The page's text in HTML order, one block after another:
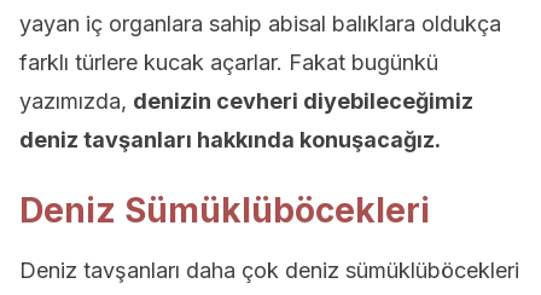
yayan iç organlara sahip abisal balıklara oldukça
farklı türlere kucak açarlar. Fakat bugünkü
yazımızda, denizin cevheri diyebileceğimiz
deniz tavşanları hakkında konuşacağız.
Deniz Sümüklüböcekleri
Deniz tavşanları daha çok deniz sümüklüböcekleri